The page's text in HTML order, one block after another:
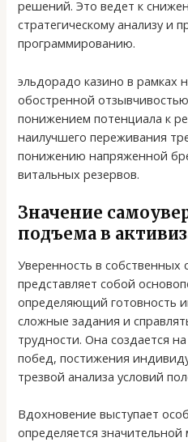
решений. Это ведет к
стратегическому анализу и
программированию.
эльдорадо казино в рамках
обостренной
понижением потенциала к
наилучшего переживания
понижению напряженной
витальных резервов.
Значение
подъема в
Уверенность в собственных
представляет собой
определяющий готовность
сложные задания и
трудности. Она создается
побед, постижения
трезвой анализа условий
Вдохновение выступает
определяется